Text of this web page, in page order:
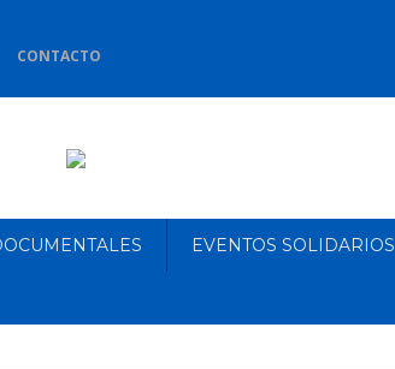
CONTACTO
EVENTOS SOLIDARIOS